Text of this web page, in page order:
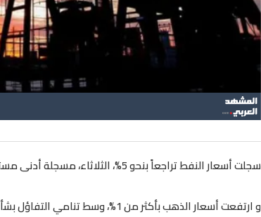
سجلت أسعار النفط تراجعاً بنحو 5%، الثلاثاء، مسجلة أدنى مستوياتها خلال 3 أشهر،.
و ارتفعت أسعار الذهب بأكثر من 1%،